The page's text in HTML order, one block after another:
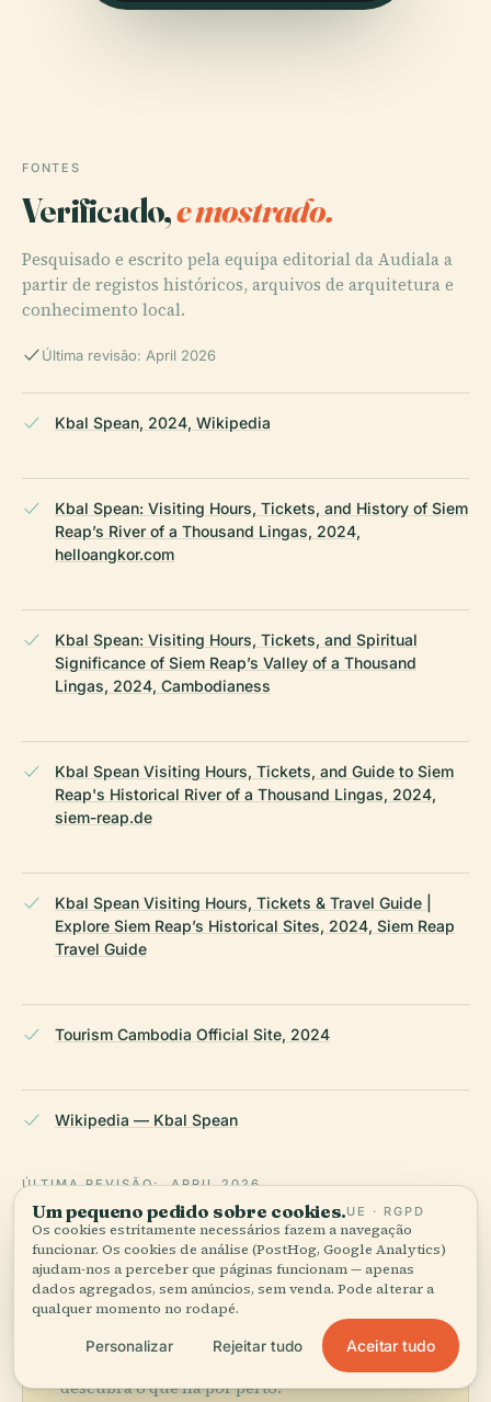
FONTES
Verificado,e mostrado.
Pesquisado e escrito pela equipa editorial da Audiala a
partir de registos históricos, arquivos de arquitetura e
conhecimento local.
Última revisão: April 2026
Kbal Spean, 2024, Wikipedia
Kbal Spean: Visiting Hours, Tickets, and History of Siem
Reap’s River of a Thousand Lingas, 2024,
helloangkor.com
Kbal Spean: Visiting Hours, Tickets, and Spiritual
Significance of Siem Reap’s Valley of a Thousand
Lingas, 2024, Cambodianess
Kbal Spean Visiting Hours, Tickets, and Guide to Siem
Reap's Historical River of a Thousand Lingas, 2024,
siem-reap.de
Kbal Spean Visiting Hours, Tickets & Travel Guide |
Explore Siem Reap’s Historical Sites, 2024, Siem Reap
Travel Guide
Tourism Cambodia Official Site, 2024
Wikipedia — Kbal Spean
ÚLTIMA REVISÃO: APRIL 2026
Pesquisado a partir da Wikidata, Wikipédia e fontes oficiais ·
verificado ·Como fazemos os nossos guias →
Explore a zona
descubra o que há por perto.
Ver mapa
Um pequeno pedido sobre cookies.UE · RGPD
Os cookies estritamente necessários fazem a navegação
funcionar. Os cookies de análise (PostHog, Google Analytics)
ajudam-nos a perceber que páginas funcionam — apenas
dados agregados, sem anúncios, sem venda. Pode alterar a
qualquer momento no rodapé.
Personalizar Rejeitar tudo Aceitar tudo